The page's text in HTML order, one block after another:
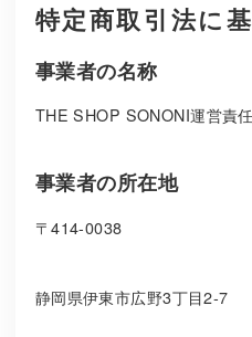
特定商取引法に
事業者の名称
THE SHOP SONONI運営
事業者の所在地
〒414-0038
静岡県伊東市広野3丁目2-7